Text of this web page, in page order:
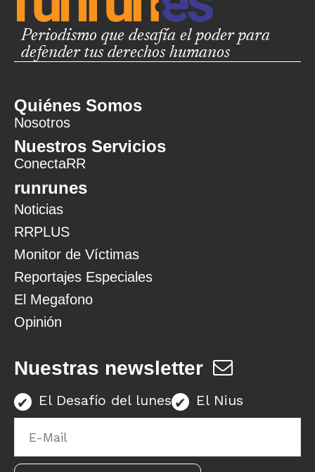
Periodismo que desafía el poder para
defender tus derechos humanos
Quiénes Somos
Nosotros
Nuestros Servicios
ConectaRR
runrunes
Noticias
RRPLUS
Monitor de Víctimas
Reportajes Especiales
El Megafono
Opinión
Nuestras newsletter
El Desafío del lunes El Nius